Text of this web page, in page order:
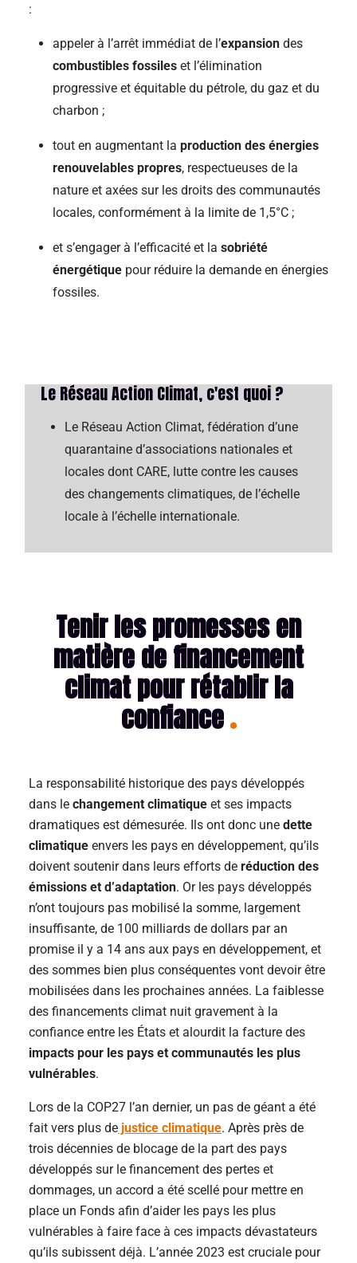
:
appeler à l’arrêt immédiat de l’expansion des
combustibles fossiles et l’élimination
progressive et équitable du pétrole, du gaz et du
charbon ;
tout en augmentant la production des énergies
renouvelables propres, respectueuses de la
nature et axées sur les droits des communautés
locales, conformément à la limite de 1,5°C ;
et s’engager à l’efficacité et la sobriété
énergétique pour réduire la demande en énergies
fossiles.
Le Réseau Action Climat, c'est quoi ?
Le Réseau Action Climat, fédération d’une
quarantaine d’associations nationales et
locales dont CARE, lutte contre les causes
des changements climatiques, de l’échelle
locale à l’échelle internationale.
Tenir les promesses en
matière de financement
climat pour rétablir la
confiance
La responsabilité historique des pays développés
dans le changement climatique et ses impacts
dramatiques est démesurée. Ils ont donc une dette
climatique envers les pays en développement, qu’ils
doivent soutenir dans leurs efforts de réduction des
émissions et d’adaptation. Or les pays développés
n’ont toujours pas mobilisé la somme, largement
insuffisante, de 100 milliards de dollars par an
promise il y a 14 ans aux pays en développement, et
des sommes bien plus conséquentes vont devoir être
mobilisées dans les prochaines années. La faiblesse
des financements climat nuit gravement à la
confiance entre les États et alourdit la facture des
impacts pour les pays et communautés les plus
vulnérables.
Lors de la COP27 l’an dernier, un pas de géant a été
fait vers plus de justice climatique. Après près de
trois décennies de blocage de la part des pays
développés sur le financement des pertes et
dommages, un accord a été scellé pour mettre en
place un Fonds afin d’aider les pays les plus
vulnérables à faire face à ces impacts dévastateurs
qu’ils subissent déjà. L’année 2023 est cruciale pour